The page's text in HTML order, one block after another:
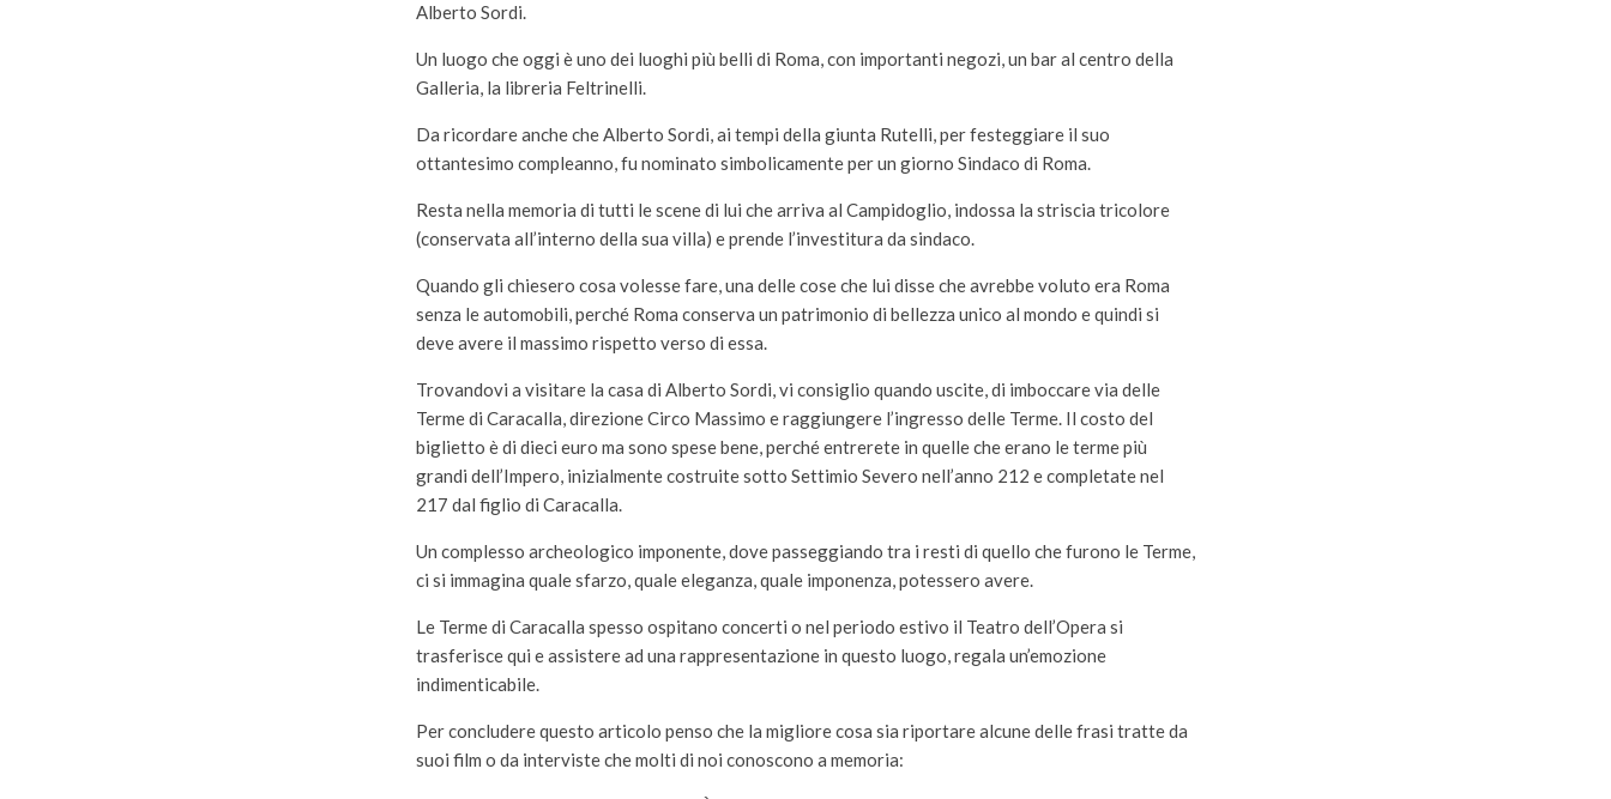
Alberto Sordi.
Un luogo che oggi è uno dei luoghi più belli di Roma, con importanti negozi, un bar al centro della
Galleria, la libreria Feltrinelli.
Da ricordare anche che Alberto Sordi, ai tempi della giunta Rutelli, per festeggiare il suo
ottantesimo compleanno, fu nominato simbolicamente per un giorno Sindaco di Roma.
Resta nella memoria di tutti le scene di lui che arriva al Campidoglio, indossa la striscia tricolore
(conservata all’interno della sua villa) e prende l’investitura da sindaco.
Quando gli chiesero cosa volesse fare, una delle cose che lui disse che avrebbe voluto era Roma
senza le automobili, perché Roma conserva un patrimonio di bellezza unico al mondo e quindi si
deve avere il massimo rispetto verso di essa.
Trovandovi a visitare la casa di Alberto Sordi, vi consiglio quando uscite, di imboccare via delle
Terme di Caracalla, direzione Circo Massimo e raggiungere l’ingresso delle Terme. Il costo del
biglietto è di dieci euro ma sono spese bene, perché entrerete in quelle che erano le terme più
grandi dell’Impero, inizialmente costruite sotto Settimio Severo nell’anno 212 e completate nel
217 dal figlio di Caracalla.
Un complesso archeologico imponente, dove passeggiando tra i resti di quello che furono le Terme,
ci si immagina quale sfarzo, quale eleganza, quale imponenza, potessero avere.
Le Terme di Caracalla spesso ospitano concerti o nel periodo estivo il Teatro dell’Opera si
trasferisce qui e assistere ad una rappresentazione in questo luogo, regala un’emozione
indimenticabile.
Per concludere questo articolo penso che la migliore cosa sia riportare alcune delle frasi tratte da
suoi film o da interviste che molti di noi conoscono a memoria: